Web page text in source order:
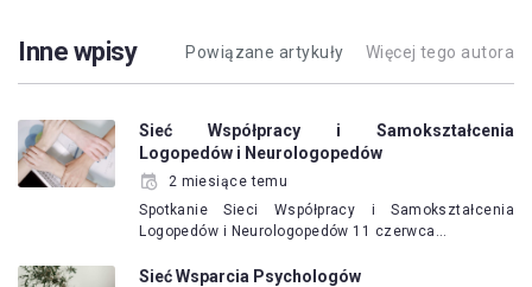
Inne wpisy Powiązane artykuły Więcej tego autora
Sieć Współpracy i Samokształcenia
Logopedów i Neurologopedów
2 miesiące temu
Spotkanie Sieci Współpracy i Samokształcenia
Logopedów i Neurologopedów 11 czerwca…
Sieć Wsparcia Psychologów